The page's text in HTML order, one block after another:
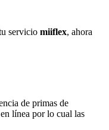
servicio miiflex, ahora
de primas de
línea por lo cual las